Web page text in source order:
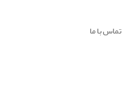
تماس با ما